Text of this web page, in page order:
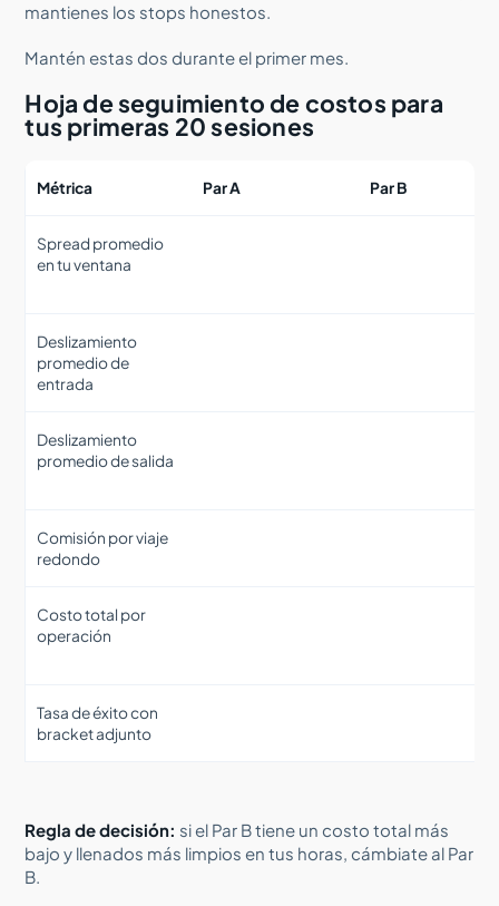
mantienes los stops honestos.
Mantén estas dos durante el primer mes.
Hoja de seguimiento de costos para
tus primeras 20 sesiones
Métrica Par A Par B
Spread promedio
en tu ventana
Deslizamiento
promedio de
entrada
Deslizamiento
promedio de salida
Comisión por viaje
redondo
Costo total por
operación
Tasa de éxito con
bracket adjunto
Regla de decisión: si el Par B tiene un costo total más
bajo y llenados más limpios en tus horas, cámbiate al Par
B.